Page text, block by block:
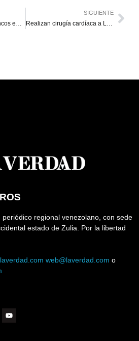
Nacen dos leones blancos en el Zoológico de Maracay
SIGUIENTE
Realizan cirugía cardíaca a Luis Rodolfo Machado en Antioquia
periódico regional venezolano, con sede
estado de Zulia. Por la libertad
web@laverdad.com o